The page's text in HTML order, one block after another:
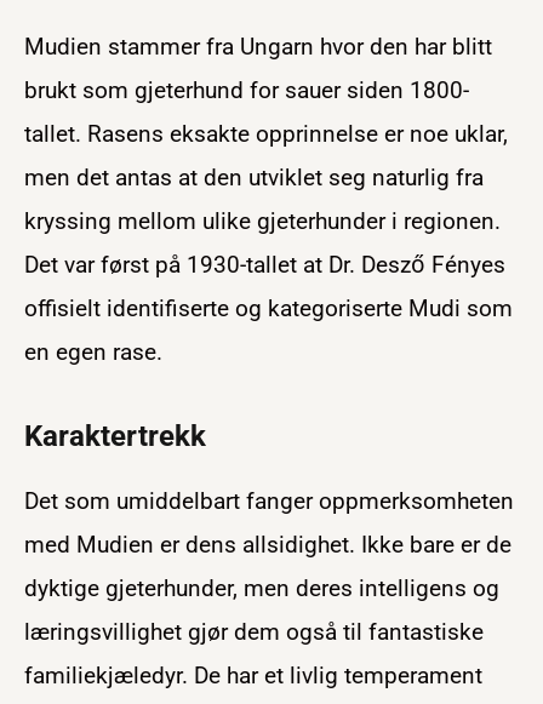
Mudien stammer fra Ungarn hvor den har blitt
brukt som gjeterhund for sauer siden 1800-
tallet. Rasens eksakte opprinnelse er noe uklar,
men det antas at den utviklet seg naturlig fra
kryssing mellom ulike gjeterhunder i regionen.
Det var først på 1930-tallet at Dr. Desző Fényes
offisielt identifiserte og kategoriserte Mudi som
en egen rase.
Karaktertrekk
Det som umiddelbart fanger oppmerksomheten
med Mudien er dens allsidighet. Ikke bare er de
dyktige gjeterhunder, men deres intelligens og
læringsvillighet gjør dem også til fantastiske
familiekjæledyr. De har et livlig temperament